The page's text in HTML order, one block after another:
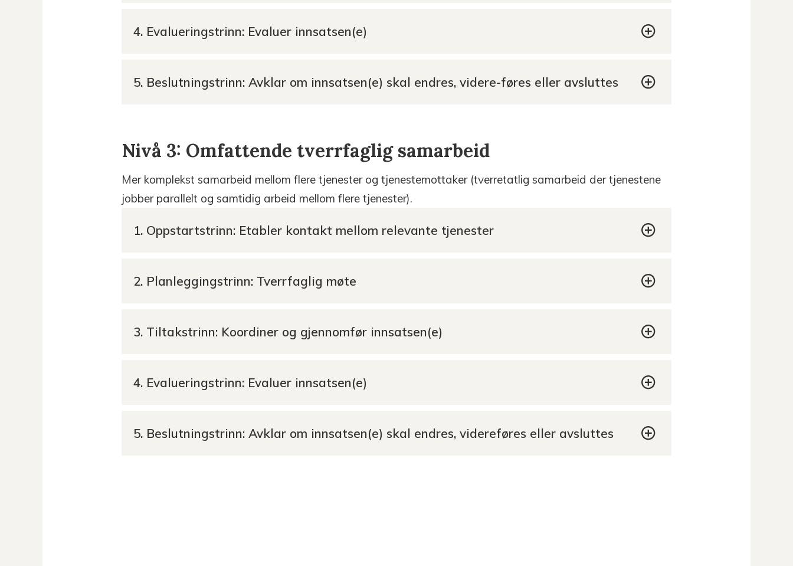
4. Evalueringstrinn: Evaluer innsatsen(e)
5. Beslutningstrinn: Avklar om innsatsen(e) skal endres, videre-føres eller avsluttes
Nivå 3: Omfattende tverrfaglig samarbeid
Mer komplekst samarbeid mellom flere tjenester og tjenestemottaker (tverretatlig samarbeid der tjenestene
jobber parallelt og samtidig arbeid mellom flere tjenester).
1. Oppstartstrinn: Etabler kontakt mellom relevante tjenester
2. Planleggingstrinn: Tverrfaglig møte
3. Tiltakstrinn: Koordiner og gjennomfør innsatsen(e)
4. Evalueringstrinn: Evaluer innsatsen(e)
5. Beslutningstrinn: Avklar om innsatsen(e) skal endres, videreføres eller avsluttes